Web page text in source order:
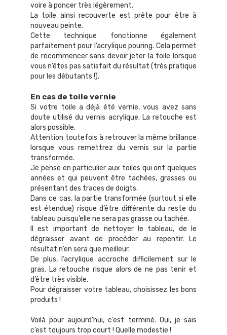
voire à poncer très légèrement.
La toile ainsi recouverte est prête pour être à
nouveau peinte.
Cette technique fonctionne également
parfaitement pour l’acrylique pouring. Cela permet
de recommencer sans devoir jeter la toile lorsque
vous n’êtes pas satisfait du résultat (très pratique
pour les débutants !).
En cas de toile vernie
Si votre toile a déjà été vernie, vous avez sans
doute utilisé du vernis acrylique. La retouche est
alors possible.
Attention toutefois à retrouver la même brillance
lorsque vous remettrez du vernis sur la partie
transformée.
Je pense en particulier aux toiles qui ont quelques
années et qui peuvent être tachées, grasses ou
présentant des traces de doigts.
Dans ce cas, la partie transformée (surtout si elle
est étendue) risque d’être différente du reste du
tableau puisqu’elle ne sera pas grasse ou tachée.
Il est important de nettoyer le tableau, de le
dégraisser avant de procéder au repentir. Le
résultat n’en sera que meilleur.
De plus, l’acrylique accroche difficilement sur le
gras. La retouche risque alors de ne pas tenir et
d’être très visible.
Pour dégraisser votre tableau, choisissez les bons
produits !
Voilà pour aujourd’hui, c’est terminé. Oui, je sais
c’est toujours trop court ! Quelle modestie !